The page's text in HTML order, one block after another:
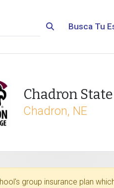
Busca Tu
Chadron
Chadron, NE
group insurance plan